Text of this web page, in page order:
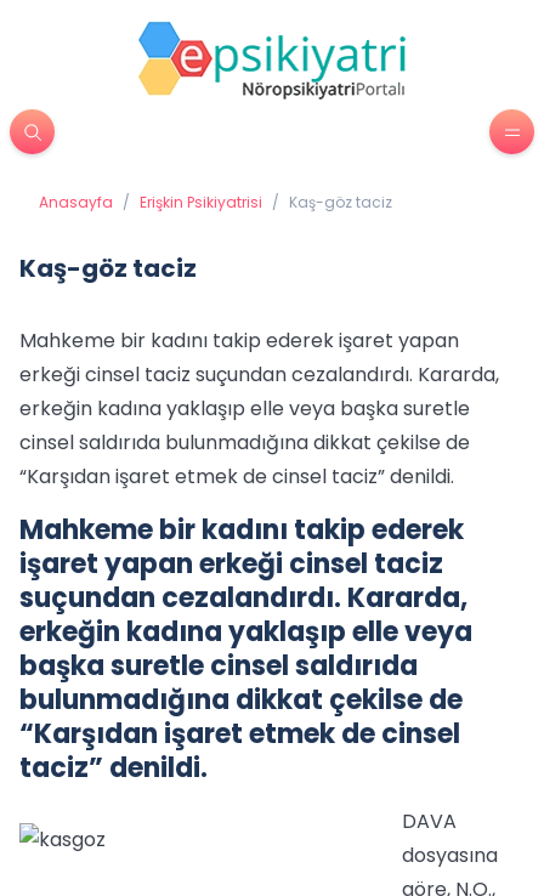
Anasayfa / Erişkin Psikiyatrisi / Kaş-göz taciz
Kaş-göz taciz
Mahkeme bir kadını takip ederek işaret yapan
erkeği cinsel taciz suçundan cezalandırdı. Kararda,
erkeğin kadına yaklaşıp elle veya başka suretle
cinsel saldırıda bulunmadığına dikkat çekilse de
“Karşıdan işaret etmek de cinsel taciz” denildi.
Mahkeme bir kadını takip ederek
işaret yapan erkeği cinsel taciz
suçundan cezalandırdı. Kararda,
erkeğin kadına yaklaşıp elle veya
başka suretle cinsel saldırıda
bulunmadığına dikkat çekilse de
“Karşıdan işaret etmek de cinsel
taciz” denildi.
DAVA
dosyasına
göre, N.O.,